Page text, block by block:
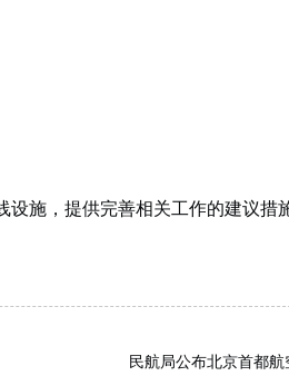
施，提供完善相关工作的建议措
民航局公布北京首都